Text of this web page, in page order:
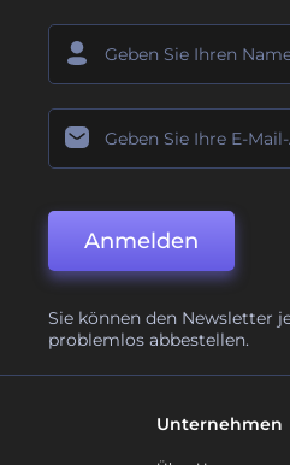
Anmelden
Sie können den Newsletter
problemlos abbestellen.
Unternehmen